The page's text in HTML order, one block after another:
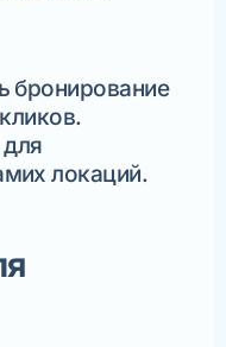
бронирование
локаций.